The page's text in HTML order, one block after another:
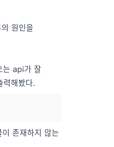
원인을
는 api가 잘
력해봤다.
존재하지 않는